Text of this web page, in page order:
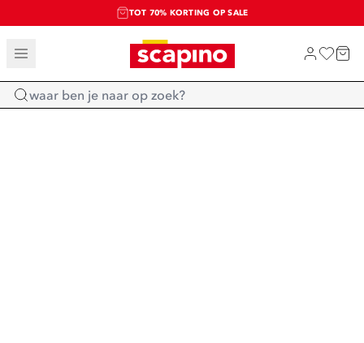
TOT 70% KORTING OP SALE
SALE: LAATSTE KANS!
SHOP NIEUW
Home